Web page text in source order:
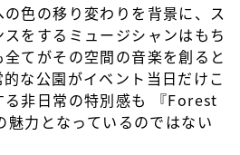
色の移り変わりを背景に、ス
をするミュージシャンはもち
てがその空間の音楽を創ると
な公園がイベント当日だけこ
る非日常の特別感も 『Forest
力となっているのではない